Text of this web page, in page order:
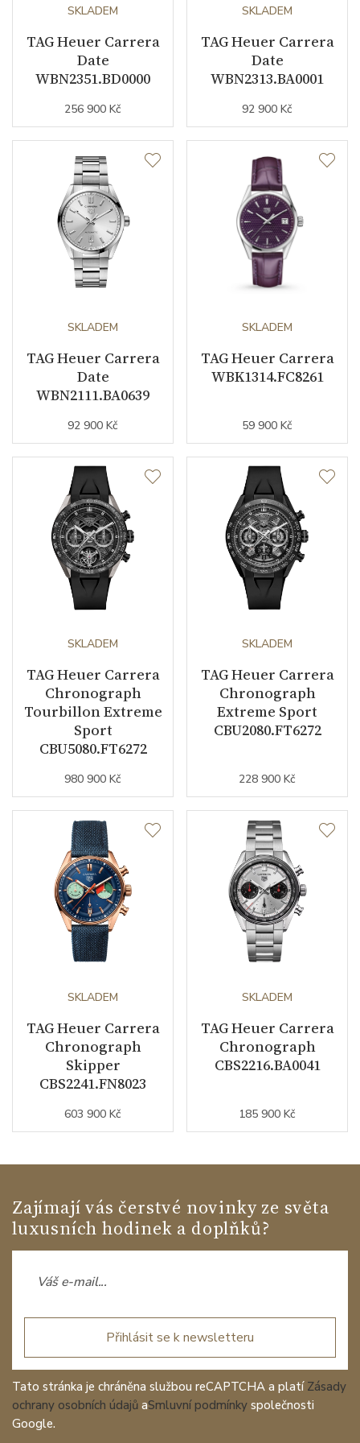
Funkce
Datumovka ANO
Sekundová ručka
Barva číselníku
Řemínek / Spona
Barva řemínku ocelový tah / růžová
Doplňující údaje
Záruční doba
nepodnikatelé (měsíců)
Modelová řada
SKLADEM
TAG Heuer Carrera
Date
WBN2351.BD0000
256 900 Kč
SKLADEM
TAG Heuer Carrera
Date
WBN2313.BA0001
92 900 Kč
SKLADEM
TAG Heuer Carrera
Date
WBN2111.BA0639
92 900 Kč
SKLADEM
TAG Heuer Carrera
WBK1314.FC8261
59 900 Kč
SKLADEM
TAG Heuer Carrera
Chronograph
Tourbillon Extreme
Sport
CBU5080.FT6272
980 900 Kč
SKLADEM
TAG Heuer Carrera
Chronograph
Extreme Sport
CBU2080.FT6272
228 900 Kč
SKLADEM
TAG Heuer Carrera
Chronograph
Skipper
CBS2241.FN8023
603 900 Kč
SKLADEM
TAG Heuer Carrera
Chronograph
CBS2216.BA0041
185 900 Kč
Zajímají vás čerstvé novinky ze světa
luxusních hodinek a doplňků?
Přihlásit se k newsletteru
Tato stránka je chráněna službou reCAPTCHA a platí Zásady
ochrany osobních údajů aSmluvní podmínky společnosti
Google.